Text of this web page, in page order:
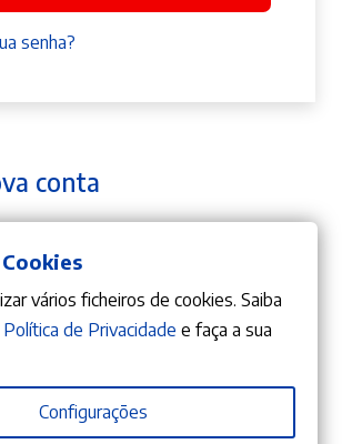
senha?
conta
definir uma nova senha será
o seu endereço de email.
vários ficheiros de cookies. Saiba
Política de Privacidade e faça a sua
Configurações